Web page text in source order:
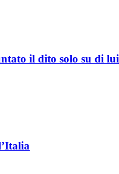
il dito solo su di lui